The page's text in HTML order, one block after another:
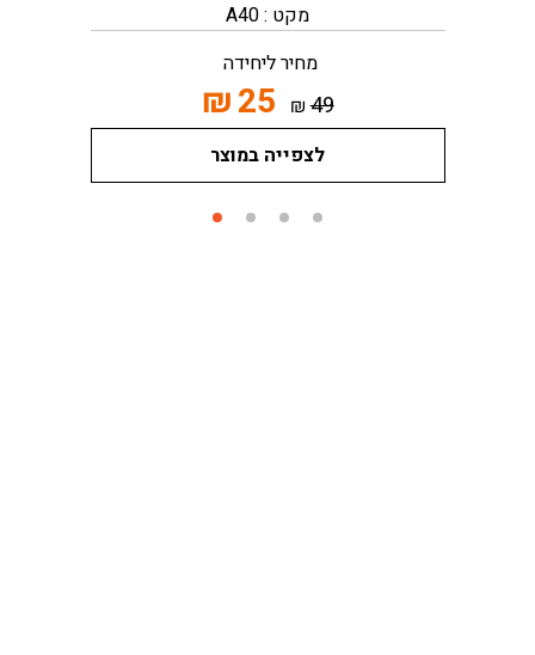
מקט : A40
מחיר ליחידה
49
₪
25
₪
לצפייה במוצר